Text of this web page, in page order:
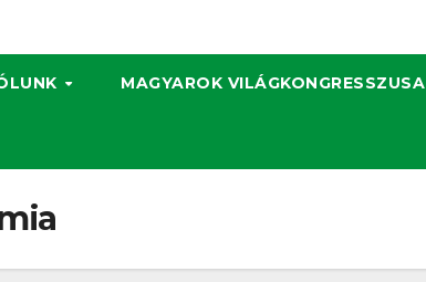
MAGYAROK VILÁGKONGRESSZUSA